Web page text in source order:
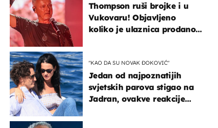
Thompson ruši brojke i u
Vukovaru! Objavljeno
koliko je ulaznica prodano
"KAO DA SU NOVAK ĐOKOVIĆ"
Jedan od najpoznatijih
svjetskih parova stigao na
Jadran, ovakve reakcije